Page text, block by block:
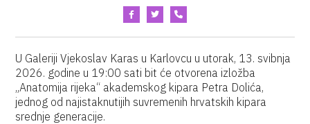
U Galeriji Vjekoslav Karas u Karlovcu u utorak, 13. svibnja
2026. godine u 19:00 sati bit će otvorena izložba
„Anatomija rijeka“ akademskog kipara Petra Dolića,
jednog od najistaknutijih suvremenih hrvatskih kipara
srednje generacije.